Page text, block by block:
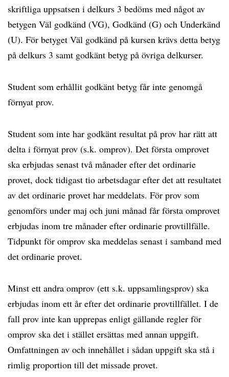
skriftliga uppsatsen i delkurs 3 bedöms med något av
betygen Väl godkänd (VG), Godkänd (G) och Underkänd
(U). För betyget Väl godkänd på kursen krävs detta betyg
på delkurs 3 samt godkänt betyg på övriga delkurser.
Student som erhållit godkänt betyg får inte genomgå
förnyat prov.
Student som inte har godkänt resultat på prov har rätt att
delta i förnyat prov (s.k. omprov). Det första omprovet
ska erbjudas senast två månader efter det ordinarie
provet, dock tidigast tio arbetsdagar efter det att resultatet
av det ordinarie provet har meddelats. För prov som
genomförs under maj och juni månad får första omprovet
erbjudas inom tre månader efter ordinarie provtillfälle.
Tidpunkt för omprov ska meddelas senast i samband med
det ordinarie provet.
Minst ett andra omprov (ett s.k. uppsamlingsprov) ska
erbjudas inom ett år efter det ordinarie provtillfället. I de
fall prov inte kan upprepas enligt gällande regler för
omprov ska det i stället ersättas med annan uppgift.
Omfattningen av och innehållet i sådan uppgift ska stå i
rimlig proportion till det missade provet.